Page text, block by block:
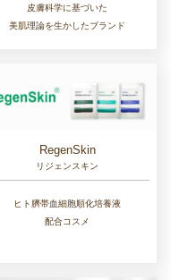
皮膚科学に基づいた
美肌理論を生かしたブランド
RegenSkin
リジェンスキン
ヒト臍帯血細胞順化培養液
配合コスメ